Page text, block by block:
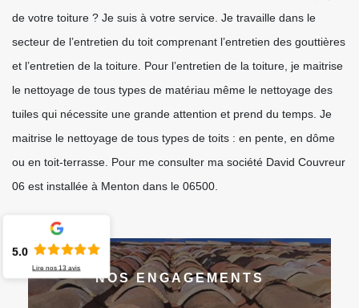
de votre toiture ? Je suis à votre service. Je travaille dans le
secteur de l’entretien du toit comprenant l’entretien des gouttières
et l’entretien de la toiture. Pour l’entretien de la toiture, je maitrise
le nettoyage de tous types de matériau même le nettoyage des
tuiles qui nécessite une grande attention et prend du temps. Je
maitrise le nettoyage de tous types de toits : en pente, en dôme
ou en toit-terrasse. Pour me consulter ma société David Couvreur
06 est installée à Menton dans le 06500.
NOS ENGAGEMENTS
5.0
Lire nos13 avis